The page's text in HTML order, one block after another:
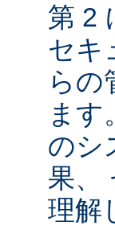
第 2
セキ
らの
ます
のシ
果、
理解